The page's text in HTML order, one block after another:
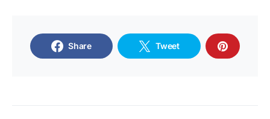
Share Tweet